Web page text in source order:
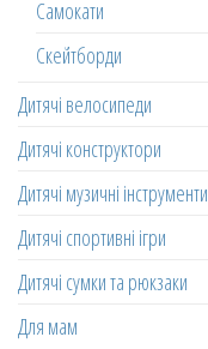
Самокати
Скейтборди
Дитячі велосипеди
Дитячі конструктори
Дитячі музичні інструменти
Дитячі спортивні ігри
Дитячі сумки та рюкзаки
Для мам